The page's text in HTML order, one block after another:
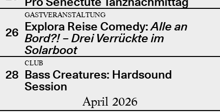
26
GASTVERANSTALTUNG
Explora Reise Comedy:Alle an
Bord?! – Drei Verrückte im
Solarboot
28
CLUB
Bass Creatures: Hardsound
Session
April 2026